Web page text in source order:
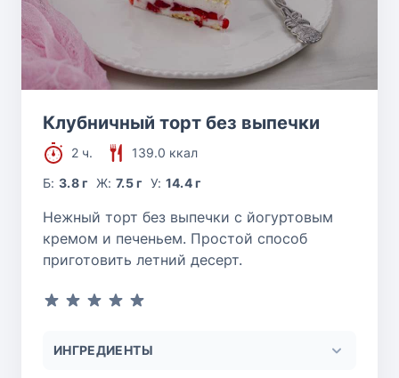
Лора
спасибо за рецепт, получилось очень
Ответить
Клубничный торт без выпечки
2 ч.
139.0 ккал
Б:3.8 г Ж: 7.5 г У: 14.4 г
Нежный торт без выпечки с йогуртовым
кремом и печеньем. Простой способ
приготовить летний десерт.
ИНГРЕДИЕНТЫ